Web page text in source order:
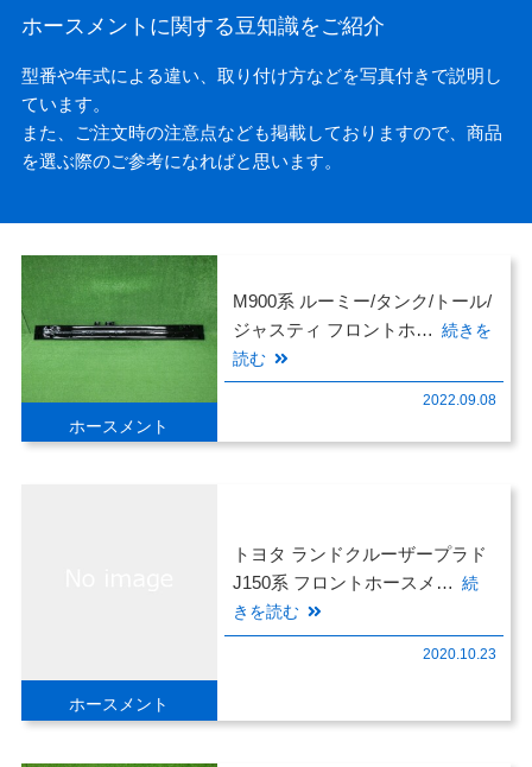
ホースメントに関する豆知識をご紹介
型番や年式による違い、取り付け方などを写真付きで説明し
ています。
また、ご注文時の注意点なども掲載しておりますので、商品
を選ぶ際のご参考になればと思います。
ホースメント
M900系 ルーミー/タンク/トール/
ジャスティ フロントホ…
続きを
読む
2022.09.08
ホースメント
トヨタ ランドクルーザープラド
J150系 フロントホースメ…
続
きを読む
2020.10.23